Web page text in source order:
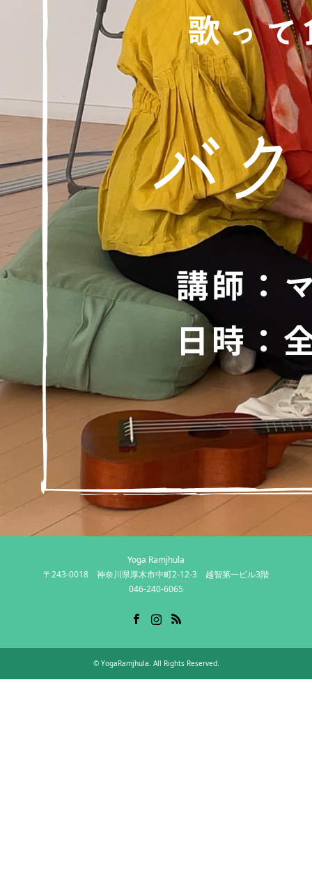
Yoga Ramjhula
〒243-0018 神奈川県厚木市中町2-12-3 越智第一ビル3階
046-240-6065
© YogaRamjhula. All Rights Reserved.